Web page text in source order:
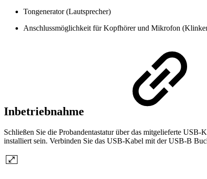
Tongenerator (Lautsprecher)
Anschlussmöglichkeit für Kopfhörer und Mikrofon
Inbetriebnahme
Schließen Sie die Probandentastatur über das mitgelieferte
installiert sein. Verbinden Sie das USB-Kabel mit der USB-B